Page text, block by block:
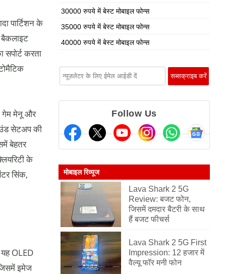
पार्टिशन के
बैकलाइट
करता
गेम मेनू और
सेटअप की
बेहतर
के
सिंक,
OLED
इमेज
30000 रुपये में बेस्ट मोबाइल फोन्स
35000 रुपये में बेस्ट मोबाइल फोन्स
40000 रुपये में बेस्ट मोबाइल फोन्स
Follow Us
मोबाइल रिव्यूज
Lava Shark 2 5G
Review: बजट फोन,
जिसमें दमदार बैटरी के साथ
हैं बजट फीचर्स
Lava Shark 2 5G First
Impression: 12 हजार में
वैल्यू फॉर मनी फोन